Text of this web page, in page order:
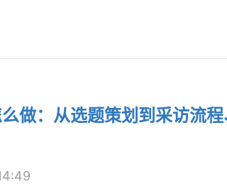
做：从选题策划到采访流